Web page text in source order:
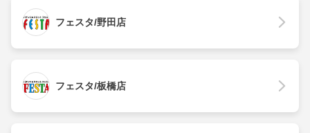
フェスタ/野田店
フェスタ/板橋店